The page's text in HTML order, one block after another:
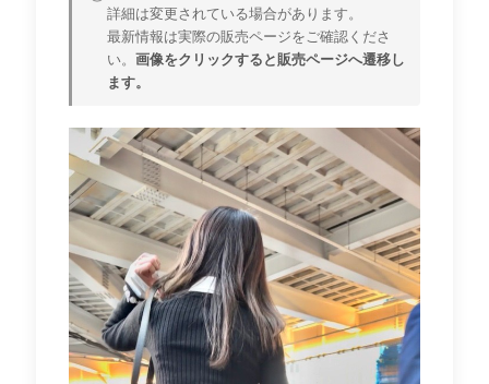
詳細は変更されている場合があります。
最新情報は実際の販売ページをご確認くださ
い。 画像をクリックすると販売ページへ遷移し
ます。